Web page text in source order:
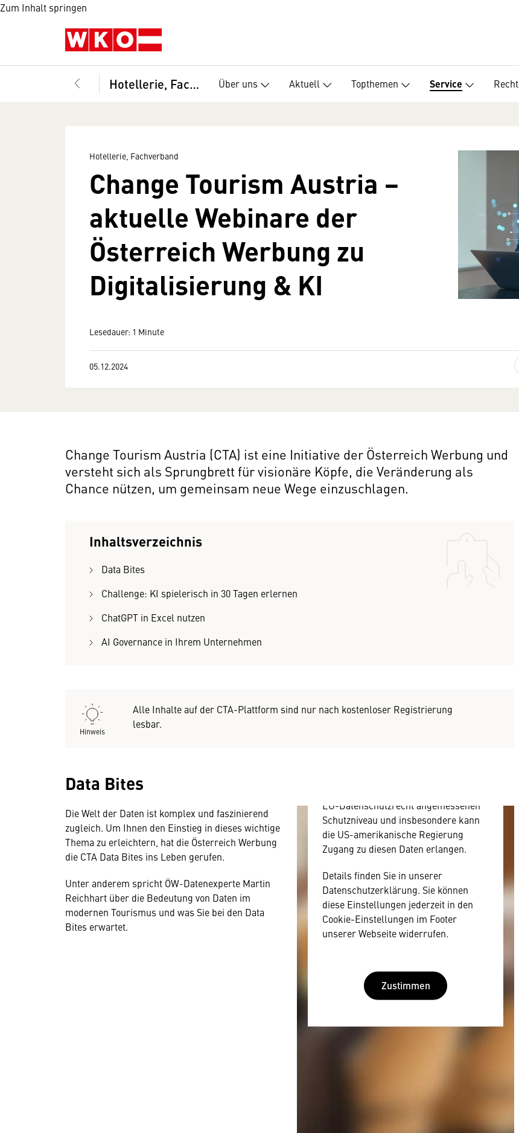
Zum Inhalt springen
Hotellerie, Fachverband Über uns Aktuell Topthemen Service Recht
Hotellerie, Fachverband
Change Tourism Austria −
aktuelle Webinare der
Österreich Werbung zu
Digitalisierung & KI
Lesedauer: 1 Minute
05.12.2024
Change Tourism Austria (CTA) ist eine Initiative der Österreich Werbung und
versteht sich als Sprungbrett für visionäre Köpfe, die Veränderung als
Chance nützen, um gemeinsam neue Wege einzuschlagen.
Inhaltsverzeichnis
Data Bites
Challenge: KI spielerisch in 30 Tagen erlernen
ChatGPT in Excel nutzen
AI Governance in Ihrem Unternehmen
Hinweis
Alle Inhalte auf der CTA-Plattform sind nur nach kostenloser Registrierung
lesbar.
Data Bites
Die Welt der Daten ist komplex und faszinierend
zugleich. Um Ihnen den Einstieg in dieses wichtige
Thema zu erleichtern, hat die Österreich Werbung
die CTA Data Bites ins Leben gerufen.
Unter anderem spricht ÖW-Datenexperte Martin
Reichhart über die Bedeutung von Daten im
modernen Tourismus und was Sie bei den Data
Bites erwartet.
benötigen wir allerdings Ihre
Zustimmung, da Ihr Browser
EU-Datenschutzrecht angemessenen
Schutzniveau und insbesondere kann
die US-amerikanische Regierung
Zugang zu diesen Daten erlangen.
Details finden Sie in unserer
Datenschutzerklärung. Sie können
diese Einstellungen jederzeit in den
Cookie-Einstellungen im Footer
unserer Webseite widerrufen.
Zustimmen